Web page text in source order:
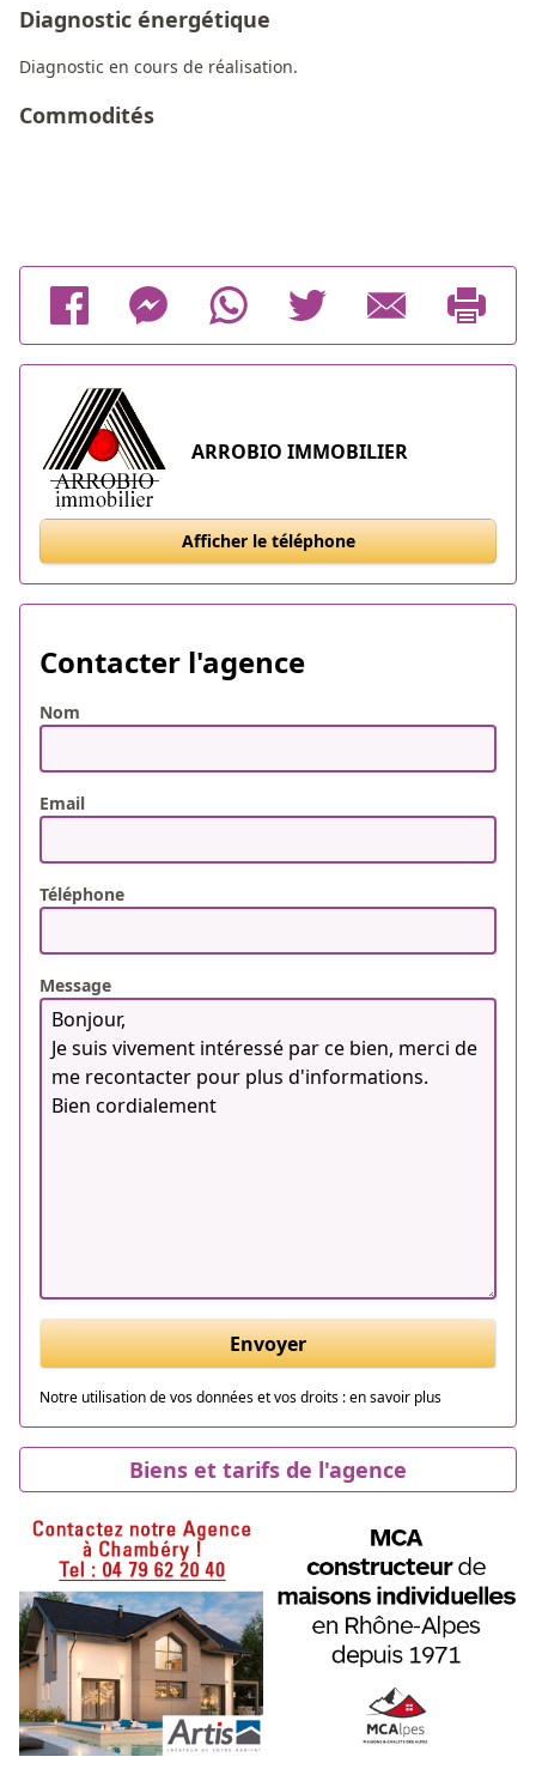
Diagnostic énergétique
Diagnostic en cours de réalisation.
Commodités
ARROBIO IMMOBILIER
Afficher le téléphone
Contacter l'agence
Nom
Email
Téléphone
Message
Envoyer
Notre utilisation de vos données et vos droits :en savoir plus
Biens et tarifs de l'agence